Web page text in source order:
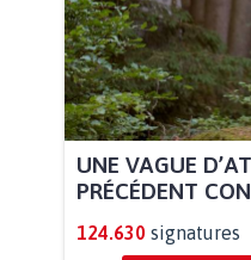
UNE VAGUE
PRÉCÉDENT
124.630 signatures